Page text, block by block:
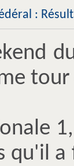
:
qu'il a